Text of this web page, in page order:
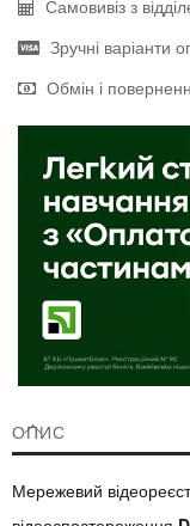
Самовивіз з
Зручні варіанти
Обмін і
ОПИС
Мережевий